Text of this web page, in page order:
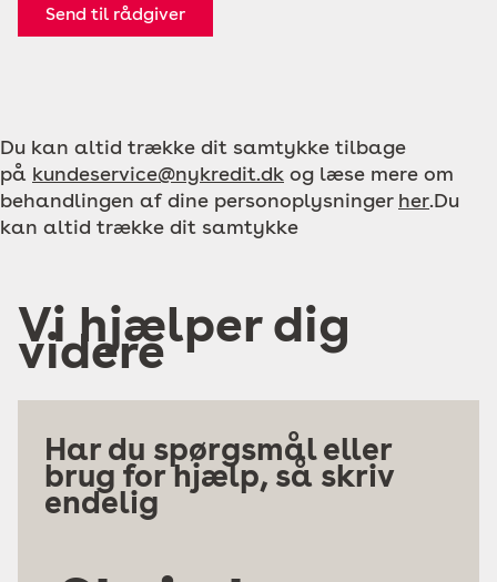
Send til rådgiver
Du kan altid trække dit samtykke tilbage
på kundeservice@nykredit.dk og læse mere om
behandlingen af dine personoplysninger her.Du
kan altid trække dit samtykke
Vi hjælper dig
videre
Har du spørgsmål eller
brug for hjælp, så skriv
endelig